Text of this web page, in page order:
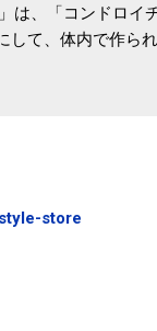
は、「コンドロイ
て、体内で作ら
して「コンドロイ
ス 賞味期限は気
全体に行き渡る程
に入れたほうが、
豆」！ 1日1パッ
store